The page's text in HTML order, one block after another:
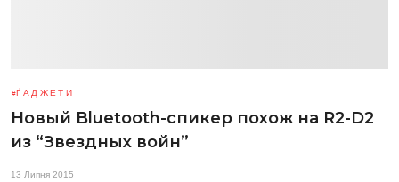
ҐАДЖЕТИ
Новый Bluetooth-спикер похож на R2-D2
из “Звездных войн”
13 Липня 2015